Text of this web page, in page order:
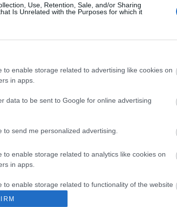
Use, Retention, Sale, and/or Sharing
Is Unrelated with the Purposes for which it
to enable storage related to advertising like cookies on
in apps.
data to be sent to Google for online advertising
to send me personalized advertising.
to enable storage related to analytics like cookies on
in apps.
to enable storage related to functionality of the website